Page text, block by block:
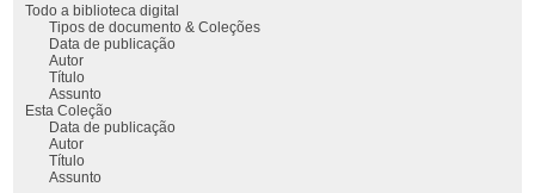
Todo a biblioteca digital
Tipos de documento & Coleções
Data de publicação
Autor
Título
Assunto
Esta Coleção
Data de publicação
Autor
Título
Assunto